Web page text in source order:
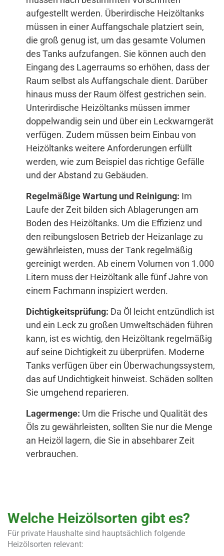
aufgestellt werden. Überirdische Heizöltanks
müssen in einer Auffangschale platziert sein,
die groß genug ist, um das gesamte Volumen
des Tanks aufzufangen. Sie können auch den
Eingang des Lagerraums so erhöhen, dass der
Raum selbst als Auffangschale dient. Darüber
hinaus muss der Raum ölfest gestrichen sein.
Unterirdische Heizöltanks müssen immer
doppelwandig sein und über ein Leckwarngerät
verfügen. Zudem müssen beim Einbau von
Heizöltanks weitere Anforderungen erfüllt
werden, wie zum Beispiel das richtige Gefälle
und der Abstand zu Gebäuden.
Regelmäßige Wartung und Reinigung: Im
Laufe der Zeit bilden sich Ablagerungen am
Boden des Heizöltanks. Um die Effizienz und
den reibungslosen Betrieb der Heizanlage zu
gewährleisten, muss der Tank regelmäßig
gereinigt werden. Ab einem Volumen von 1.000
Litern muss der Heizöltank alle fünf Jahre von
einem Fachmann inspiziert werden.
Dichtigkeitsprüfung: Da Öl leicht entzündlich ist
und ein Leck zu großen Umweltschäden führen
kann, ist es wichtig, den Heizöltank regelmäßig
auf seine Dichtigkeit zu überprüfen. Moderne
Tanks verfügen über ein Überwachungssystem,
das auf Undichtigkeit hinweist. Schäden sollten
Sie umgehend reparieren.
Lagermenge: Um die Frische und Qualität des
Öls zu gewährleisten, sollten Sie nur die Menge
an Heizöl lagern, die Sie in absehbarer Zeit
verbrauchen.
Welche Heizölsorten gibt es?
Für private Haushalte sind hauptsächlich folgende
Heizölsorten relevant: